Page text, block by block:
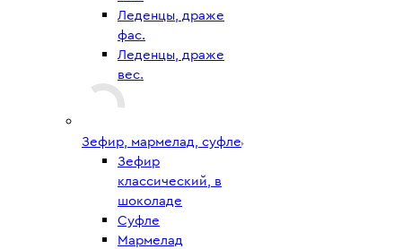
Леденцы, драже
фас.
Леденцы, драже
вес.
Зефир, мармелад, суфле
Зефир
классический, в
шоколаде
Суфле
Мармелад